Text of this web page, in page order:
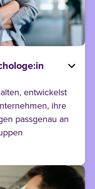
entwickelst
ihre
passgenau an